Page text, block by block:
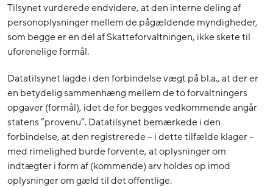
Tilsynet vurderede endvidere, at den interne deling af
personoplysninger mellem de pågældende myndigheder,
som begge er en del af Skatteforvaltningen, ikke skete til
uforenelige formål.
Datatilsynet lagde i den forbindelse vægt på bl.a., at der er
en betydelig sammenhæng mellem de to forvaltningers
opgaver (formål), idet de for begges vedkommende angår
statens ”provenu”. Datatilsynet bemærkede i den
forbindelse, at den registrerede – i dette tilfælde klager –
med rimelighed burde forvente, at oplysninger om
indtægter i form af (kommende) arv holdes op imod
oplysninger om gæld til det offentlige.